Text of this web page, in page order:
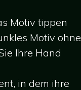
Motiv tippen
Motiv ohne
Ihre Hand
in dem ihre